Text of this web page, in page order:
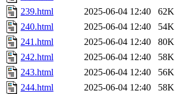
239.html
2025-06-04 12:40
62K
240.html
2025-06-04 12:40
54K
241.html
2025-06-04 12:40
80K
242.html
2025-06-04 12:40
58K
243.html
2025-06-04 12:40
56K
244.html
2025-06-04 12:40
58K